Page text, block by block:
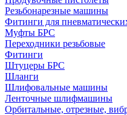
Резьбонарезные машины
Фитинги для
Муфты БРС
Переходники резьбовые
Фитинги
Штуцеры БРС
Шланги
Шлифовальные машины
Ленточные шлифмашины
Орбитальные, отрезные,